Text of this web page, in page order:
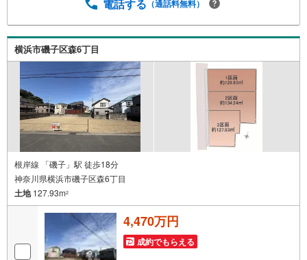
という方も大歓迎です！年間8000棟以上の限定物件を発表
しているオープンハウスだから出会える物件が多数ござい
ます。ぜひお気軽にご連絡・ご相談ください！※限定物件:
当社のみ、もしくは当社を含めた数社でのみご紹介可能な
オープンハウス・ディベロップメントの物件
電話する （通話料無料）
横浜市磯子区森6丁目
根岸線 「磯子」駅 徒歩18分
神奈川県横浜市磯子区森6丁目
土地127.93m2
4,470万円
成約でもらえる